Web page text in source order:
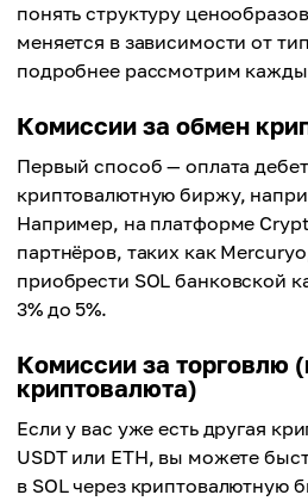
понять структуру
меняется в зависимости от
подробнее рассмотрим
Комиссии за обмен
Первый способ — оплата
криптовалютную биржу,
Например, на платформе
партнёров, таких как
приобрести SOL банковской
3% до 5%.
Комиссии за торговлю
криптовалюта)
Если у вас уже есть другая
USDT или ETH, вы можете
в SOL через криптовалютную